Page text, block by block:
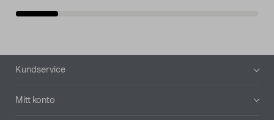
Sidfot
Kundservice
Mitt konto